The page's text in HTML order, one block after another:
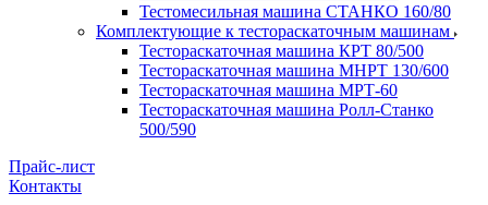
Тестомесильная машина СТАНКО 160/80
Комплектующие к тестораскаточным машинам
Тестораскаточная машина КРТ 80/500
Тестораскаточная машина МНРТ 130/600
Тестораскаточная машина МРТ-60
Тестораскаточная машина Ролл-Станко
500/590
Прайс-лист
Контакты